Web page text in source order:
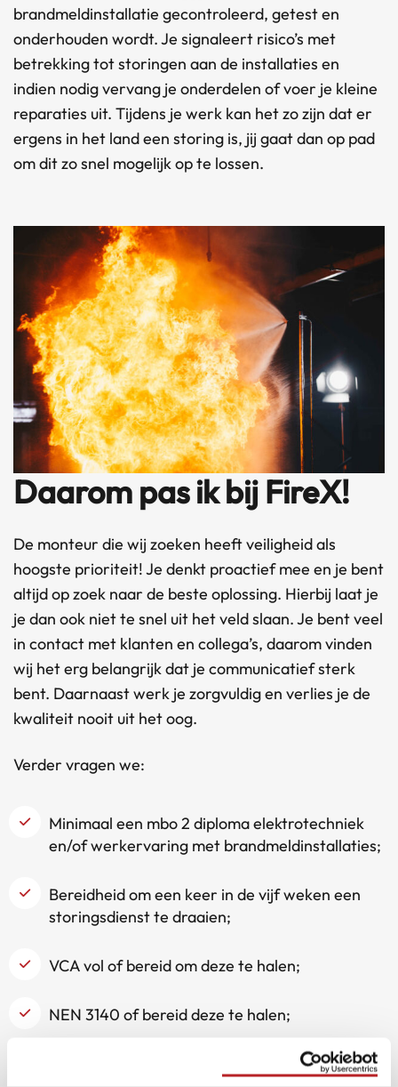
brandmeldinstallatie gecontroleerd, getest en
onderhouden wordt. Je signaleert risico’s met
betrekking tot storingen aan de installaties en
indien nodig vervang je onderdelen of voer je kleine
reparaties uit. Tijdens je werk kan het zo zijn dat er
ergens in het land een storing is, jij gaat dan op pad
om dit zo snel mogelijk op te lossen.
Daarom pas ik bij FireX!
De monteur die wij zoeken heeft veiligheid als
hoogste prioriteit! Je denkt proactief mee en je bent
altijd op zoek naar de beste oplossing. Hierbij laat je
je dan ook niet te snel uit het veld slaan. Je bent veel
in contact met klanten en collega’s, daarom vinden
wij het erg belangrijk dat je communicatief sterk
bent. Daarnaast werk je zorgvuldig en verlies je de
kwaliteit nooit uit het oog.
Verder vragen we:
Minimaal een mbo 2 diploma elektrotechniek
en/of werkervaring met brandmeldinstallaties;
Bereidheid om een keer in de vijf weken een
storingsdienst te draaien;
VCA vol of bereid om deze te halen;
NEN 3140 of bereid deze te halen;